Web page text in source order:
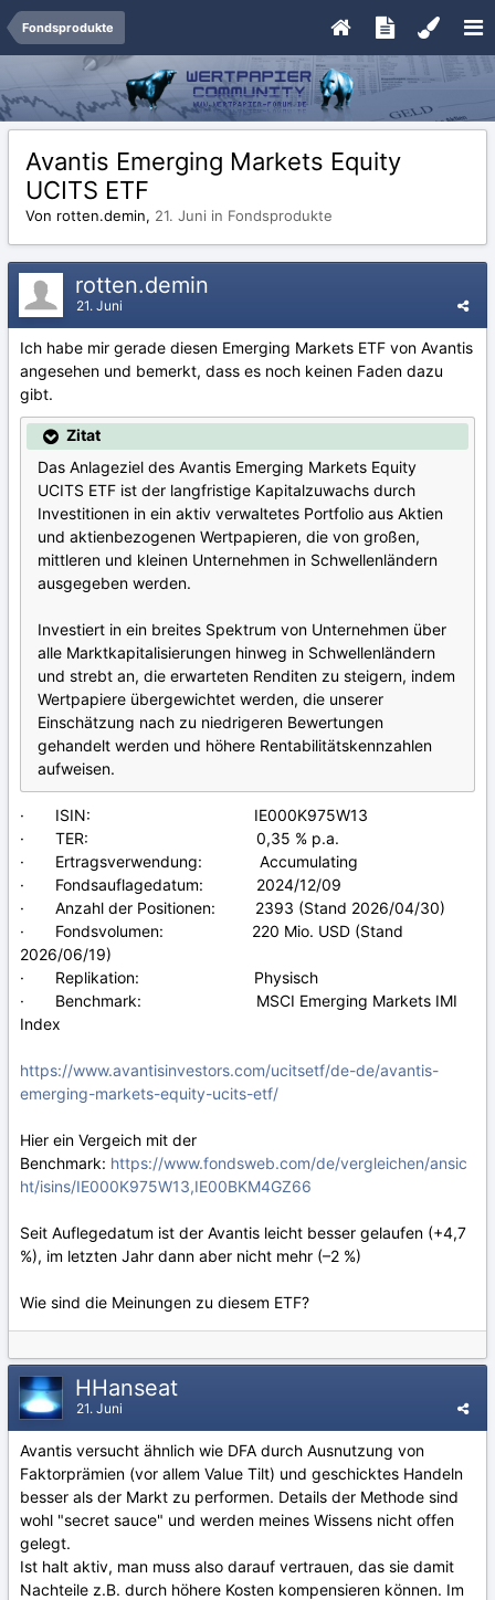
Fondsprodukte
Avantis Emerging Markets Equity
UCITS ETF
Von rotten.demin, 21. Juni in Fondsprodukte
rotten.demin
21. Juni
Ich habe mir gerade diesen Emerging Markets ETF von Avantis
angesehen und bemerkt, dass es noch keinen Faden dazu
gibt.
Zitat
Das Anlageziel des Avantis Emerging Markets Equity
UCITS ETF ist der langfristige Kapitalzuwachs durch
Investitionen in ein aktiv verwaltetes Portfolio aus Aktien
und aktienbezogenen Wertpapieren, die von großen,
mittleren und kleinen Unternehmen in Schwellenländern
ausgegeben werden.
Investiert in ein breites Spektrum von Unternehmen über
alle Marktkapitalisierungen hinweg in Schwellenländern
und strebt an, die erwarteten Renditen zu steigern, indem
Wertpapiere übergewichtet werden, die unserer
Einschätzung nach zu niedrigeren Bewertungen
gehandelt werden und höhere Rentabilitätskennzahlen
aufweisen.
· ISIN: IE000K975W13
· TER: 0,35 % p.a.
· Ertragsverwendung: Accumulating
· Fondsauflagedatum: 2024/12/09
· Anzahl der Positionen: 2393 (Stand 2026/04/30)
· Fondsvolumen: 220 Mio. USD (Stand
2026/06/19)
· Replikation: Physisch
· Benchmark: MSCI Emerging Markets IMI
Index
https://www.avantisinvestors.com/ucitsetf/de-de/avantis-
emerging-markets-equity-ucits-etf/
Hier ein Vergeich mit der
Benchmark: https://www.fondsweb.com/de/vergleichen/ansic
ht/isins/IE000K975W13,IE00BKM4GZ66
Seit Auflegedatum ist der Avantis leicht besser gelaufen (+4,7
%), im letzten Jahr dann aber nicht mehr (–2 %)
Wie sind die Meinungen zu diesem ETF?
HHanseat
21. Juni
Avantis versucht ähnlich wie DFA durch Ausnutzung von
Faktorprämien (vor allem Value Tilt) und geschicktes Handeln
besser als der Markt zu performen. Details der Methode sind
wohl "secret sauce" und werden meines Wissens nicht offen
gelegt.
Ist halt aktiv, man muss also darauf vertrauen, das sie damit
Nachteile z.B. durch höhere Kosten kompensieren können. Im